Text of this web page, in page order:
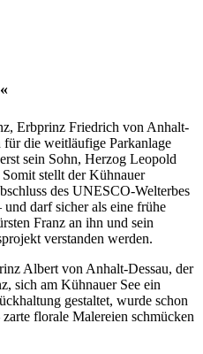
Erbprinz Friedrich von Anhalt-
für die weitläufige Parkanlage
sein Sohn, Herzog Leopold
stellt der Kühnauer
des UNESCO-Welterbes
darf sicher als eine frühe
Franz an ihn und sein
verstanden werden.
Albert von Anhalt-Dessau, der
sich am Kühnauer See ein
gestaltet, wurde schon
florale Malereien schmücken